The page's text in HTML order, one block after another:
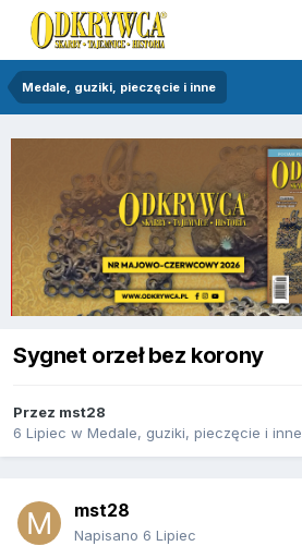
Medale, guziki, pieczęcie i inne
Sygnet orzeł bez korony
Przez mst28
6 Lipiec w Medale, guziki, pieczęcie i inne
mst28
Napisano 6 Lipiec